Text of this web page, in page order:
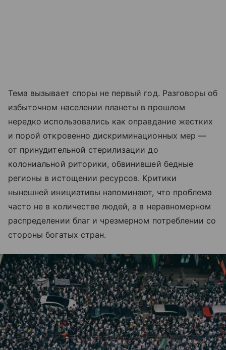
Тема вызывает споры не первый год. Разговоры об
избыточном населении планеты в прошлом
нередко использовались как оправдание жестких
и порой откровенно дискриминационных мер —
от принудительной стерилизации до
колониальной риторики, обвинившей бедные
регионы в истощении ресурсов. Критики
нынешней инициативы напоминают, что проблема
часто не в количестве людей, а в неравномерном
распределении благ и чрезмерном потреблении со
стороны богатых стран.